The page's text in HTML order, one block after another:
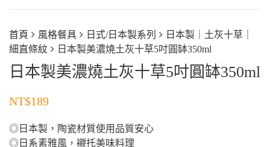
首頁 風格餐具 日式/日本製系列
日本製｜土灰十草｜
細直條紋
日本製美濃燒土灰十草5吋圓缽350ml
日本製美濃燒土灰十草5吋圓缽350ml
NT$189
◎日本製，陶瓷材質使用品質安心
◎日系素雅風，襯托美味料理